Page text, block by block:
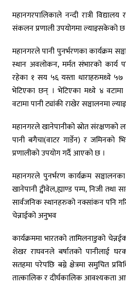
महानगरपालिकाले नन्दी रात्री
संकलन प्रणाली उपयोगमा ल्याइसकेको छ
महानगरले पानी पुनर्भरणका कार्यक्रम
स्थान अवलोकन, मर्मत संभारको कार्य
रहेका १ सय ५६ यस्ता धाराहरुमध्ये
भेटिएका छन् । भेटिएका मध्ये ४
वटामा पानी ट्यांकी राखेर सञ्चालनमा
महानगरले खानेपानीको स्रोत संरक्षणको
पानी बगैचा(वाटर गार्डेन) र जमिनको
प्रणालीको उपयोग गर्दै आएको छ ।
महानगरले पुनर्भरण कार्यक्रम
खानेपानी ट्वीवेल,ह्याण्ड पम्प, निजी तथा
सार्वजनिक स्थानहरुको नक्सांकन पनि
चेन्नाईको अनुभव
कार्यक्रममा भारतको तामिलनाडुको
शेखर राघवनले बर्षातको पानीलाई
सतहमा परेपछि बग्ने क्षेत्रमा समुचित
तात्कालिक र दीर्घकालिक आवश्यकता